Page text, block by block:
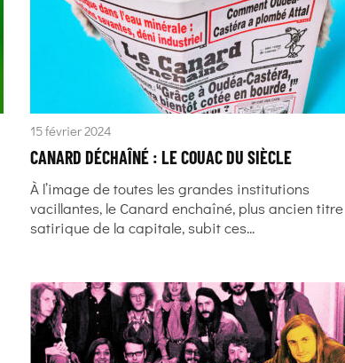
15 février 2024
CANARD DÉCHAÎNÉ : LE COUAC DU SIÈCLE
À l’image de toutes les grandes institutions
vacillantes, le Canard enchaîné, plus ancien titre
satirique de la capitale, subit ces...